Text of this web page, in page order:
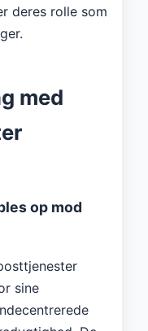
deres rolle som
med
op mod
sine